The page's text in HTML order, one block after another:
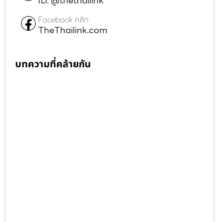
Facebook คลิก
TheThailink.com
บทความที่คล้ายกัน